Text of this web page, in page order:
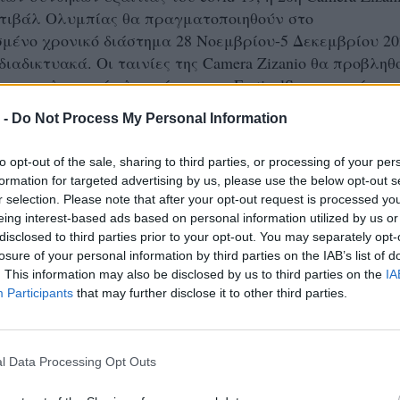
- Do Not Process My Personal Information
opt-out of the sale, sharing to third parties, or processing of your
for targeted advertising by us, please use the below opt-out
selection. Please note that after your opt-out request is processed
interest-based ads based on personal information utilized by us
to third parties prior to your opt-out. You may separately
of your personal information by third parties on the IAB’s list of
This information may also be disclosed by us to third parties on the
Participants that may further disclose it to other third parties.
Data Processing Opt Outs
Ολυμπίας θα πραγματοποιηθούν στο
χρονικό διάστημα 28 Νοεμβρίου-5 Δεκεμβρίου
Οι ταινίες της Camera Zizanio θα
πλατφόρμα του FestivalScope
στις ταινίες που συμμετέχουν και θα είναι με τη
ανάλογα με το Διαγωνιστικό Τμήμα και τις
συμμετείχε επίσης στον Πανελλήνιο Σχολικό
Schools 2020 (σχ. έτος 2019-20), όπου συμμετείχαν
πρωτοβουλίες, ενώ, έχοντας ως θέμα το νερό,
κατηγορία Μαθητικών Δημιουργιών και συνδέθηκε
Στόχο (ΚΑΘΑΡΟ ΝΕΡΟ ΚΑΙ ΑΠΟΧΕΤΕΥΣΗ) από
μετά από το 1:40: